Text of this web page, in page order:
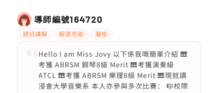
導師編號164720
題目講解 解題思路 嚴格
Hello I am Miss Jovy 以下係我嘅簡單介紹 🎹
考獲 ABRSM 鋼琴8級 Merit 🎹考獲演奏級
ATCL 🎹考獲 ABRSM 樂理8級 Merit 🎹現就讀
浸會大學音樂系 本人亦參與多次比賽： 🎼校際